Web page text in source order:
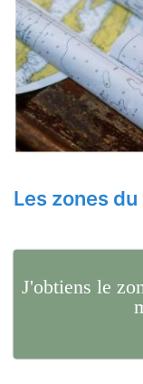
Les zones du
J'obtiens le